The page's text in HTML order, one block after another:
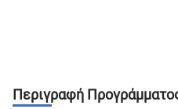
Περιγραφή